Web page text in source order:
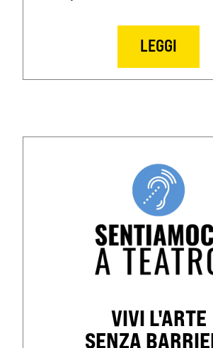
LEGGI
VIVI L'ARTE
SENZA